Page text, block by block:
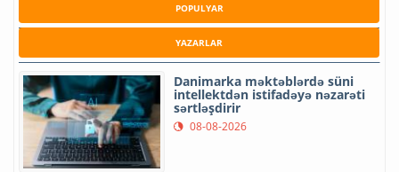
POPULYAR
YAZARLAR
Danimarka məktəblərdə süni
intellektdən istifadəyə nəzarəti
sərtləşdirir
08-08-2026